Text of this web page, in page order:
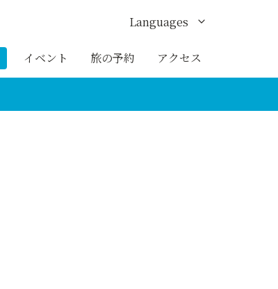
イベント 旅の予約 アクセス
Languages
English